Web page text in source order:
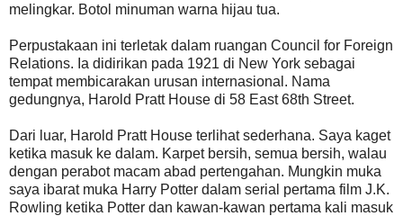
melingkar. Botol minuman warna hijau tua.
Perpustakaan ini terletak dalam ruangan Council for Foreign
Relations. Ia didirikan pada 1921 di New York sebagai
tempat membicarakan urusan internasional. Nama
gedungnya, Harold Pratt House di 58 East 68th Street.
Dari luar, Harold Pratt House terlihat sederhana. Saya kaget
ketika masuk ke dalam. Karpet bersih, semua bersih, walau
dengan perabot macam abad pertengahan. Mungkin muka
saya ibarat muka Harry Potter dalam serial pertama film J.K.
Rowling ketika Potter dan kawan-kawan pertama kali masuk